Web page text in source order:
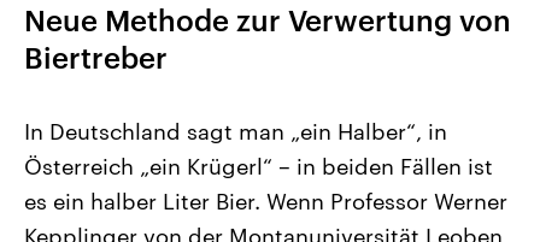
Landtagswahl Sachsen-Anhalt
USA
Neue Methode zur Verwertung von
Biertreber
In Deutschland sagt man „ein Halber“, in
Österreich „ein Krügerl“ – in beiden Fällen ist
es ein halber Liter Bier. Wenn Professor Werner
Kepplinger von der Montanuniversität Leoben